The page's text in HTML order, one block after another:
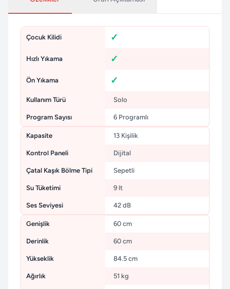
Çocuk Kilidi
Hızlı Yıkama
Ön Yıkama
Kullanım Türü Solo
Program Sayısı 6 Programlı
Kapasite 13 Kişilik
Kontrol Paneli Dijital
Çatal Kaşık Bölme Tipi Sepetli
Su Tüketimi 9 lt
Ses Seviyesi 42 dB
Genişlik 60 cm
Derinlik 60 cm
Yükseklik 84.5 cm
Ağırlık 51 kg